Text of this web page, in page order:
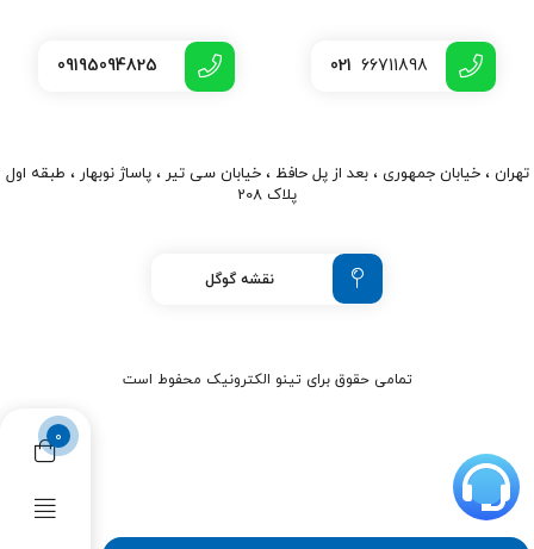
0
021 66711898
09195094825
تهران ، خیابان جمهوری ، بعد از پل حافظ ، خیابان سی تیر ، پاساژ نوبهار ، طبقه اول
پلاک 208
نقشه گوگل
تمامی حقوق برای تینو الکترونیک محفوط است